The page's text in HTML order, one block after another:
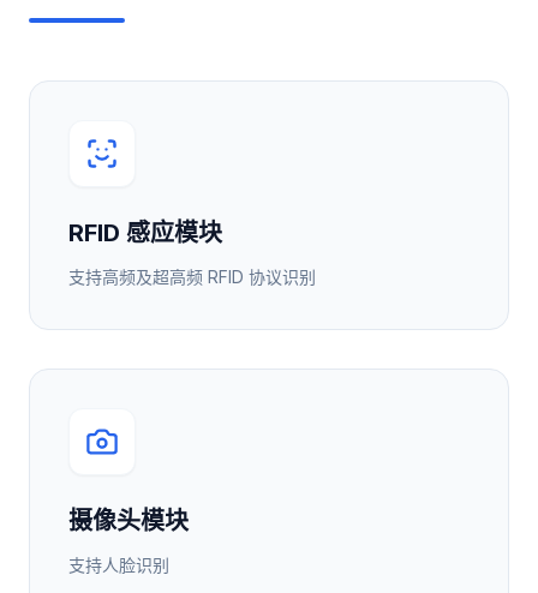
RFID 感应模块
支持高频及超高频 RFID 协议识别
摄像头模块
支持人脸识别